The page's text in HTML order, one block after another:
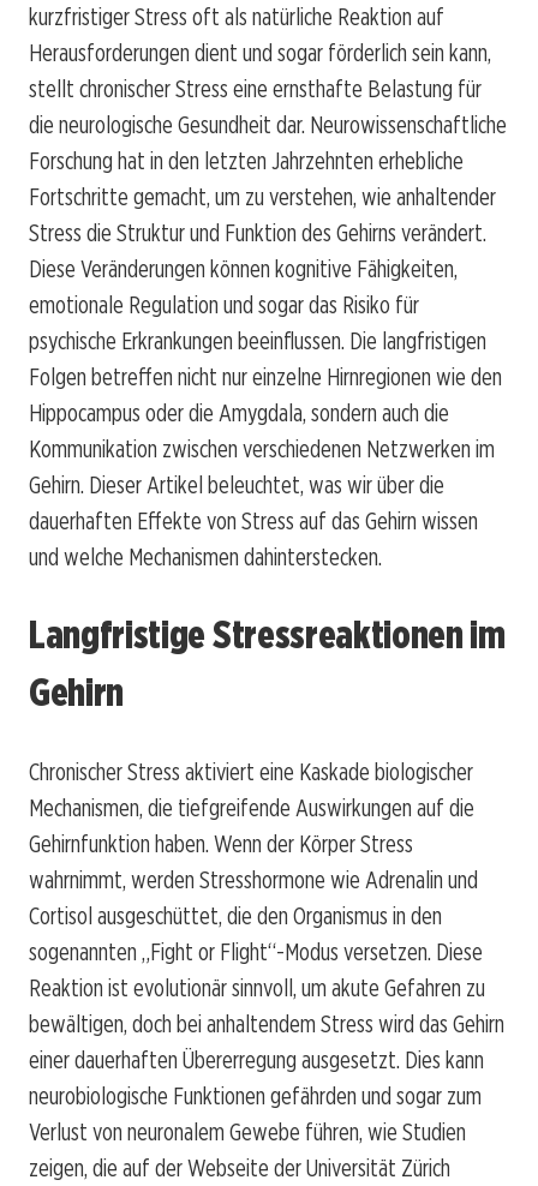
kurzfristiger Stress oft als natürliche Reaktion auf
Herausforderungen dient und sogar förderlich sein kann,
stellt chronischer Stress eine ernsthafte Belastung für
die neurologische Gesundheit dar. Neurowissenschaftliche
Forschung hat in den letzten Jahrzehnten erhebliche
Fortschritte gemacht, um zu verstehen, wie anhaltender
Stress die Struktur und Funktion des Gehirns verändert.
Diese Veränderungen können kognitive Fähigkeiten,
emotionale Regulation und sogar das Risiko für
psychische Erkrankungen beeinflussen. Die langfristigen
Folgen betreffen nicht nur einzelne Hirnregionen wie den
Hippocampus oder die Amygdala, sondern auch die
Kommunikation zwischen verschiedenen Netzwerken im
Gehirn. Dieser Artikel beleuchtet, was wir über die
dauerhaften Effekte von Stress auf das Gehirn wissen
und welche Mechanismen dahinterstecken.
Langfristige Stressreaktionen im
Gehirn
Chronischer Stress aktiviert eine Kaskade biologischer
Mechanismen, die tiefgreifende Auswirkungen auf die
Gehirnfunktion haben. Wenn der Körper Stress
wahrnimmt, werden Stresshormone wie Adrenalin und
Cortisol ausgeschüttet, die den Organismus in den
sogenannten „Fight or Flight“-Modus versetzen. Diese
Reaktion ist evolutionär sinnvoll, um akute Gefahren zu
bewältigen, doch bei anhaltendem Stress wird das Gehirn
einer dauerhaften Übererregung ausgesetzt. Dies kann
neurobiologische Funktionen gefährden und sogar zum
Verlust von neuronalem Gewebe führen, wie Studien
zeigen, die auf der Webseite der Universität Zürich